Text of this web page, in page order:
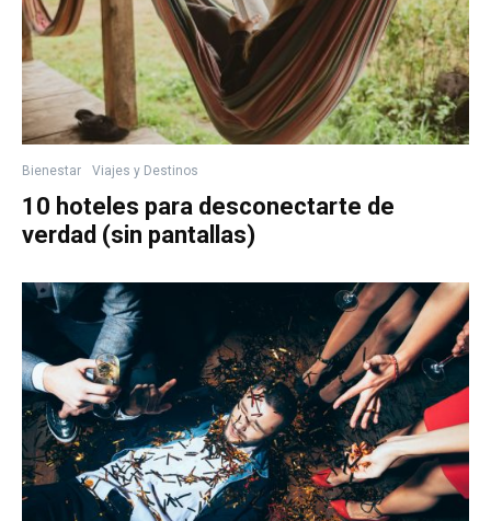
Bienestar Viajes y Destinos
10 hoteles para desconectarte de
verdad (sin pantallas)